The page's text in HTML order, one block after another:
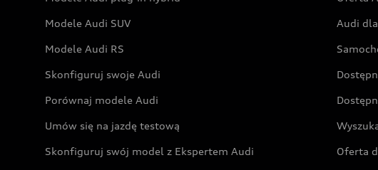
Modele Audi SUV
Modele Audi RS
Skonfiguruj swoje Audi
Porównaj modele Audi
Umów się na jazdę testową
Skonfiguruj swój model z Ekspertem Audi
Audi
Oferta